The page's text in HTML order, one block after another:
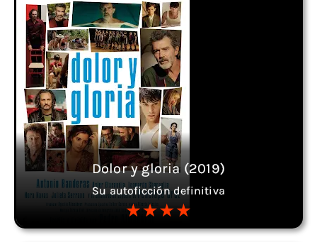
Dolor y gloria (2019)
Su autoficción definitiva